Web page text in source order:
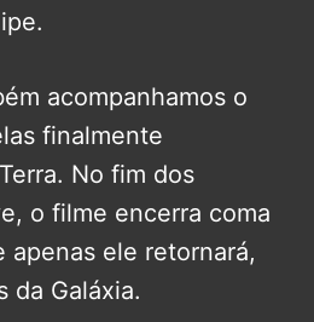
acompanhamos o
finalmente
No fim dos
o filme encerra coma
apenas ele retornará,
da Galáxia.